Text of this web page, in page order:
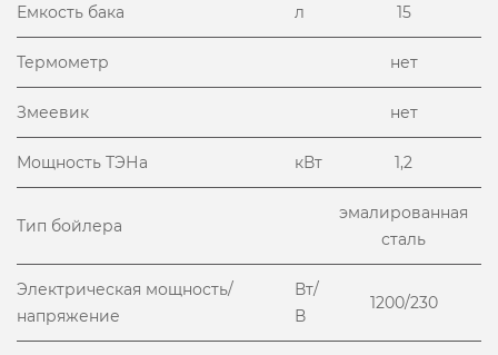
Емкость бака л 15
Термометр нет
Змеевик нет
Мощность ТЭНа кВт 1,2
Тип бойлера
эмалированная
сталь
Электрическая мощность/
напряжение
Вт/
В
1200/230